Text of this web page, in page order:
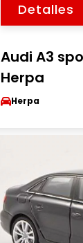
Detalles
Audi A3
Herpa
Herpa